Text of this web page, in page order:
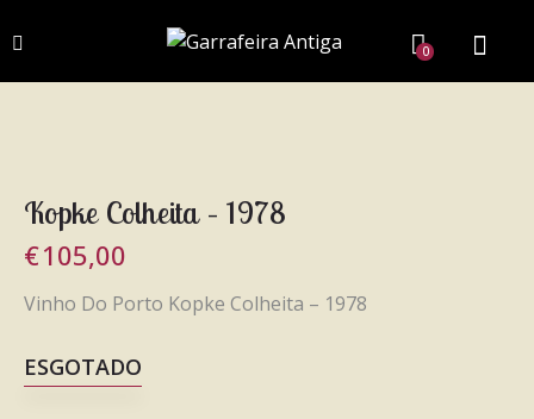
0
Kopke Colheita – 1978
€105,00
Vinho Do Porto Kopke Colheita – 1978
ESGOTADO